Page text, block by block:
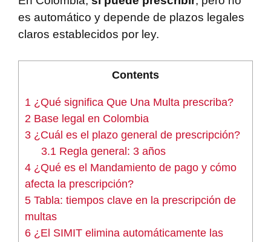
es automático y depende de plazos legales
claros establecidos por ley.
Contents
1 ¿Qué significa Que Una Multa prescriba?
2 Base legal en Colombia
3 ¿Cuál es el plazo general de prescripción?
3.1 Regla general: 3 años
4 ¿Qué es el Mandamiento de pago y cómo
afecta la prescripción?
5 Tabla: tiempos clave en la prescripción de
multas
6 ¿El SIMIT elimina automáticamente las